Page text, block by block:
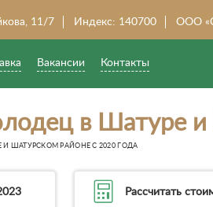
11/7 Индекс: 140700 ООО
Вакансии Контакты
в Шатуре
ШАТУРСКОМ РАЙОНЕ С 2020 ГОДА
Рассчитать